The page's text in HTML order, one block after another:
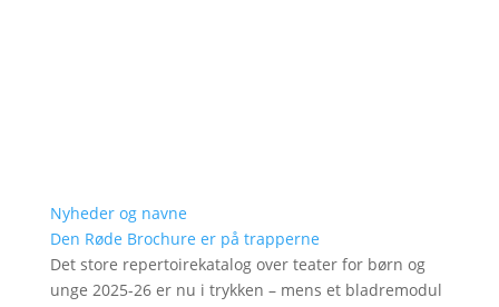
Nyheder og navne
Den Røde Brochure er på trapperne
Det store repertoirekatalog over teater for børn og
unge 2025-26 er nu i trykken – mens et bladremodul